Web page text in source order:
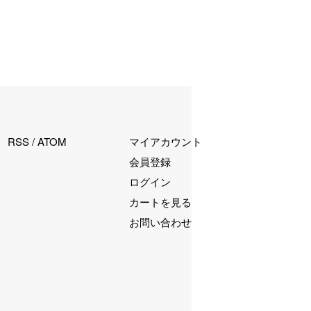
RSS/ATOM
マイアカウント
会員登録
ログイン
カートを見る
お問い合わせ